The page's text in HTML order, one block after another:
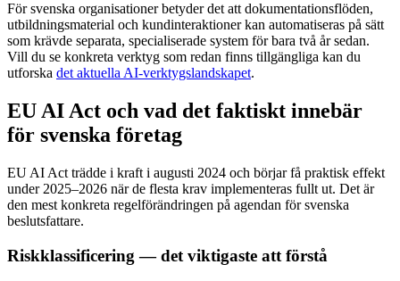
För svenska organisationer betyder det att dokumentationsflöden,
utbildningsmaterial och kundinteraktioner kan automatiseras på sätt
som krävde separata, specialiserade system för bara två år sedan.
Vill du se konkreta verktyg som redan finns tillgängliga kan du
utforska det aktuella AI-verktygslandskapet.
EU AI Act och vad det faktiskt innebär
för svenska företag
EU AI Act trädde i kraft i augusti 2024 och börjar få praktisk effekt
under 2025–2026 när de flesta krav implementeras fullt ut. Det är
den mest konkreta regelförändringen på agendan för svenska
beslutsfattare.
Riskklassificering — det viktigaste att förstå